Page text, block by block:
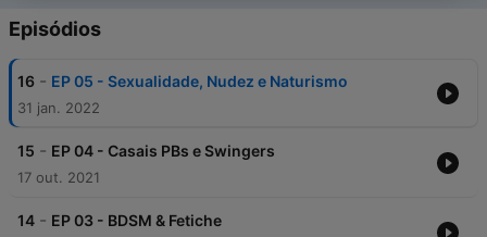
Episódios
16 - EP 05 - Sexualidade, Nudez e Naturismo
31 jan. 2022
15 - EP 04 - Casais PBs e Swingers
17 out. 2021
14 - EP 03 - BDSM & Fetiche